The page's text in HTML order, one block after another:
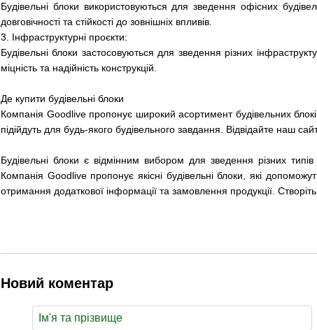
Будівельні блоки використовуються для зведення офісних
довговічності та стійкості до зовнішніх впливів.
3. Інфраструктурні проєкти:
Будівельні блоки застосовуються для зведення різних
міцність та надійність конструкцій.
Де купити будівельні блоки
Компанія Goodlive пропонує широкий асортимент будівельних
підійдуть для будь-якого будівельного завдання. Відвідайте наш
Будівельні блоки є відмінним вибором для зведення різних типів
Компанія Goodlive пропонує якісні будівельні блоки, які
отримання додаткової інформації та замовлення продукції.
Новий коментар